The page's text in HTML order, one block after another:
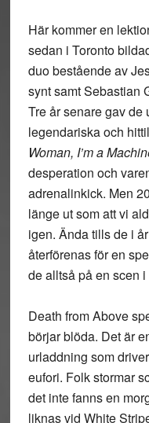
Här kommer en
sedan i Toronto
duo bestående av
synt samt Sebastian
Tre år senare gav de
legendariska och
Woman, I’m a
desperation och
adrenalinkick. Men
länge ut som att vi
igen. Ända tills de i
återförenas för en
de alltså på en scen
Death from Above
börjar blöda. Det är
urladdning som
eufori. Folk stormar
det inte fanns en
liknas vid White